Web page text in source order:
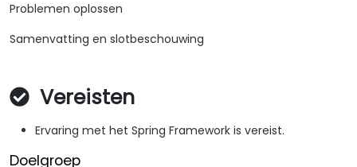
Problemen oplossen
Samenvatting en slotbeschouwing
Vereisten
Ervaring met het Spring Framework is vereist.
Doelgroep